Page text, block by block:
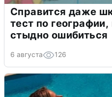
Справится даже
тест по
стыдно ошибиться
6 августа 126